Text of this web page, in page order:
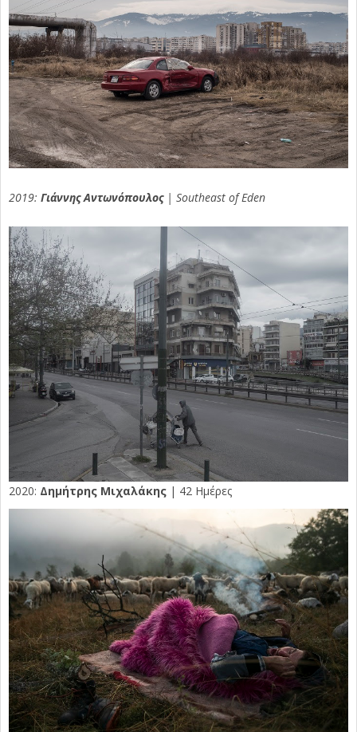
2019: Γιάννης Αντωνόπουλος| Southeast of Eden
2020: Δημήτρης Μιχαλάκης | 42 Ημέρες